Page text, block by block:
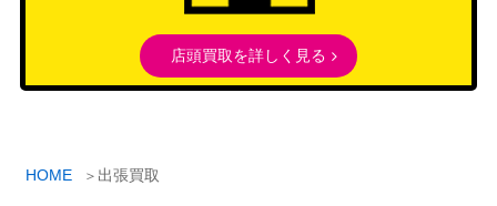
HOME 出張買取
店頭買取を詳しく見る